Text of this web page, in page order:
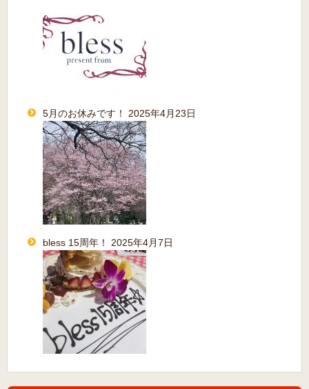
5月のお休みです！ 2025年4月23日
bless 15周年！ 2025年4月7日